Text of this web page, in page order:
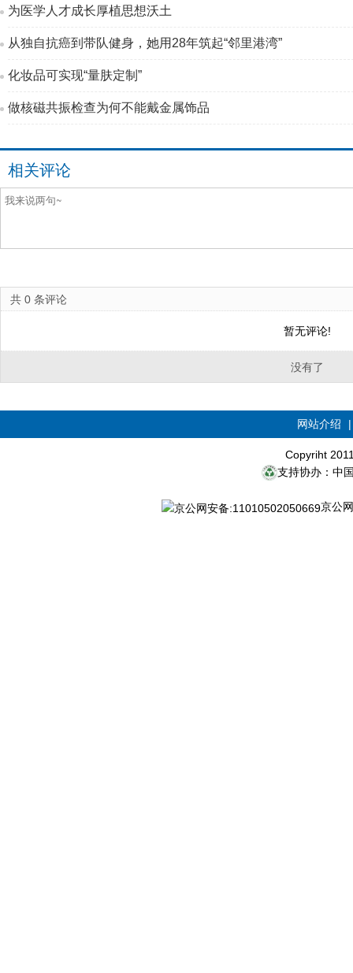
为医学人才成长厚植思想沃土
从独自抗癌到带队健身，她用28年筑起“邻里港湾”
化妆品可实现“量肤定制”
做核磁共振检查为何不能戴金属饰品
相关评论
共 0 条评论
暂无评论!
没有了
网站介绍
Copyriht
支持协办：中
京公